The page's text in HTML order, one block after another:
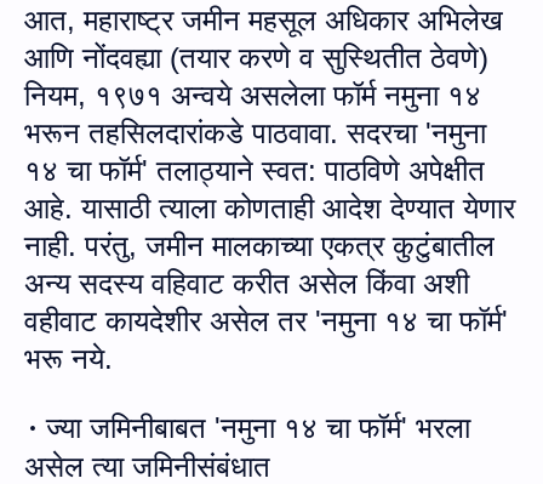
आत, महाराष्ट्र जमीन महसूल अधिकार अभिलेख
आणि नोंदवह्या(तयार करणे व सुस्‍थितीतठेवणे)
नियम, १९७१ अन्‍वये असलेला फॉर्म नमुना १४
भरून तहसिलदारांकडे पाठवावा. सदरचा 'नमुना
१४ चा फॉर्म' तलाठ्याने स्‍वत: पाठविणे अपेक्षीत
आहे. यासाठी त्‍याला कोणताही आदेश देण्‍यात येणार
नाही.परंतु, जमीन मालकाच्या एकत्र कुटुंबातील
अन्य सदस्य वहिवाट करीत असेलकिंवा अशी
वहीवाट कायदेशीर असेलतर 'नमुना १४ चा फॉर्म'
भरू नये.
· ज्‍या जमिनीबाबत 'नमुना १४ चा फॉर्म' भरला
असेल त्‍या जमिनीसंबंधात